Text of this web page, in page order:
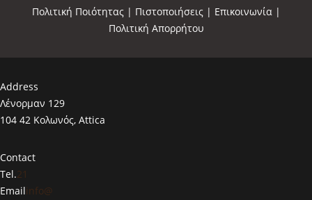
Πολιτική Ποιότητας| Πιστοποιήσεις| Επικοινωνία|
Πολιτική Απορρήτου
Address
Λένορμαν 129
104 42 Κολωνός, Attica
Contact
Tel.21
Emailinfo@